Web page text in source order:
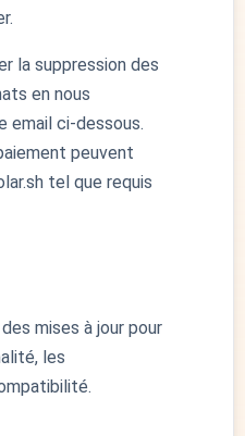
la suppression des
en nous
email ci-dessous.
peuvent
tel que requis
mises à jour pour
les